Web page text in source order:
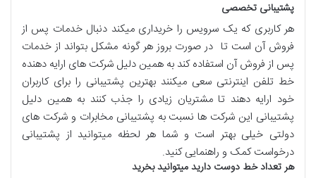
پشتیبانی تخصصی
هر کاربری که یک سرویس را خریداری میکند دنبال خدمات پس از
فروش آن است تا در صورت بروز هر گونه مشکل بتواند از خدمات
پس از فروش آن استفاده کند به همین دلیل شرکت های ارایه دهنده
خط تلفن اینترنتی سعی میکنند بهترین پشتیبانی را برای کاربران
خود ارایه دهند تا مشتریان زیادی را جذب کنند به همین دلیل
پشتیبانی این شرکت ها نسبت به پشتیبانی مخابرات و شرکت های
دولتی خیلی بهتر است و شما هر لحظه میتوانید از پشتیبانی
درخواست کمک و راهنمایی کنید.
هر تعداد خط دوست دارید میتوانید بخرید